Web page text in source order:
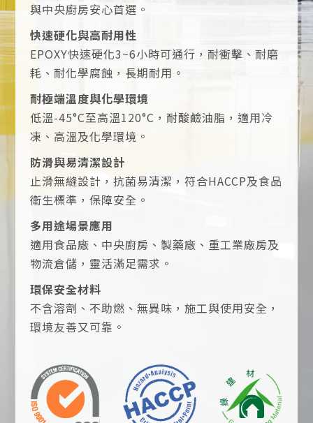
與中央廚房安心首選。
快速硬化與高耐用性
EPOXY快速硬化3~6小時可通行，耐衝擊、耐磨
耗、耐化學腐蝕，長期耐用。
耐極端溫度與化學環境
低溫-45°C至高溫120°C，耐酸鹼油脂，適用冷
凍、高溫及化學環境。
防滑與易清潔設計
止滑無縫設計，抗菌易清潔，符合HACCP及食品
衛生標準，保障安全。
多用途場景應用
適用食品廠、中央廚房、製藥廠、重工業廠房及
物流倉儲，靈活滿足需求。
環保安全材料
不含溶劑、不助燃、無異味，施工與使用安全，
環境友善又可靠。